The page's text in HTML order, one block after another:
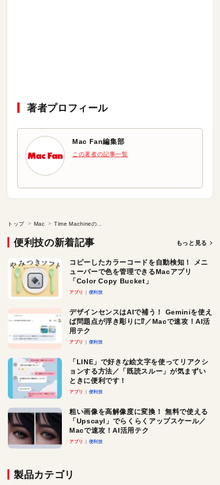
著者プロフィール
Mac Fan編集部
この著者の記事一覧
トップ Mac
便利技の新着記事 もっと見る
コピーしたカラーコードを自動検知！ メニ
ューバーで色を管理できるMacアプリ
「Color Copy Bucket」
アプリ 便利技
デザインセンスはAIで補う！ Geminiを使え
ば問題点が浮き彫りに⁉︎／Macで速攻！AI活
用テク
アプリ 便利技
「LINE」で好きな絵文字を使ってリアクシ
ョンする方法／「既読スルー」が気まずい
ときに便利です！
アプリ 便利技
粗い画像を高解像度に変換！ 無料で使える
「Upscayl」でらくらくアップスケール／
Macで速攻！AI活用テク
アプリ 便利技
製品カテゴリ